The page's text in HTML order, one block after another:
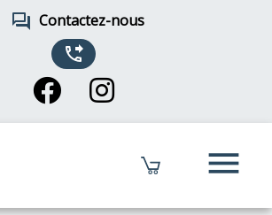
forum Contactez-nous
phone_forwarded
menu